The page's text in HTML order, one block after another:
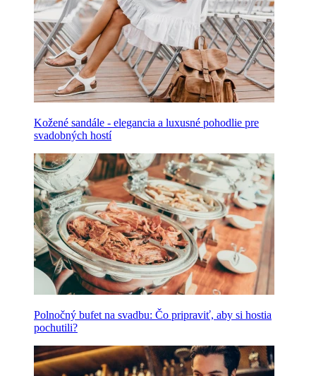
Kožené sandále - elegancia a luxusné pohodlie pre
svadobných hostí
Polnočný bufet na svadbu: Čo pripraviť, aby si hostia
pochutili?